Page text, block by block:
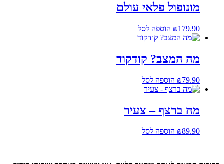
מונופול פלאי עולם
₪179.90 הוספה לסל
מה המצב? קודקוד
₪79.90 הוספה לסל
מה ברצף – צעיר
₪89.90 הוספה לסל